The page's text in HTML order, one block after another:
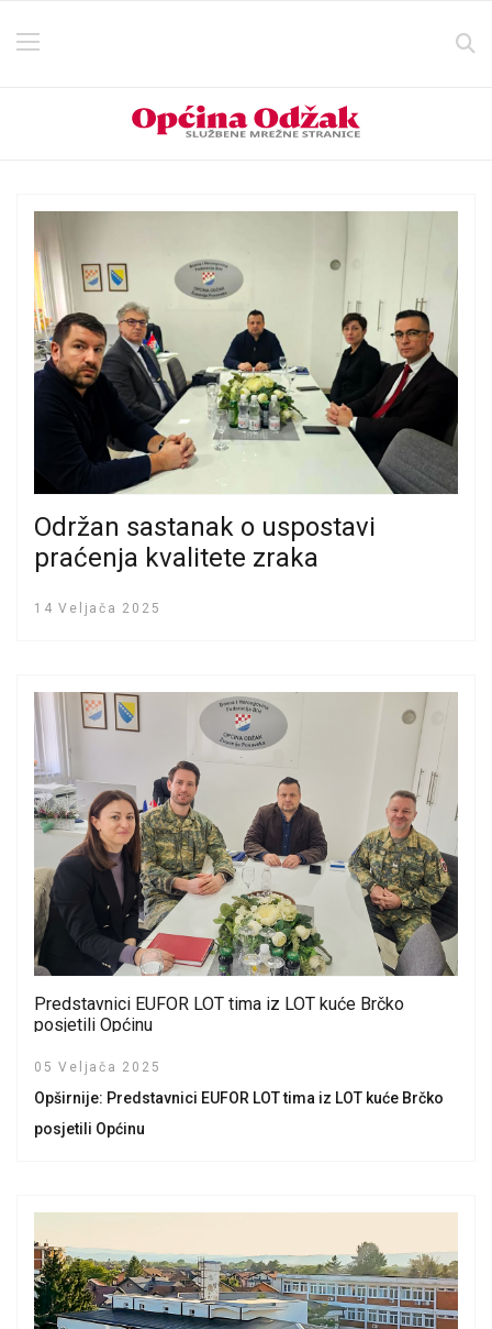
Održan sastanak o uspostavi
praćenja kvalitete zraka
14 Veljača 2025
Predstavnici EUFOR LOT tima iz LOT kuće Brčko
posjetili Općinu
05 Veljača 2025
Opširnije: Predstavnici EUFOR LOT tima iz LOT kuće Brčko
posjetili Općinu